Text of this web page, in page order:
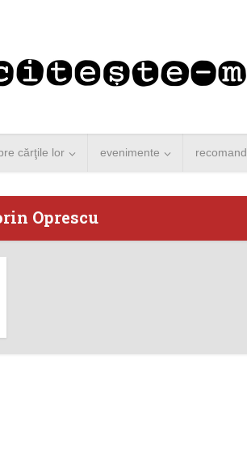
cărţile lor evenimente
Oprescu
vine la
de